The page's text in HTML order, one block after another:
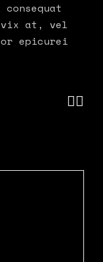
vix at, vel
epicurei